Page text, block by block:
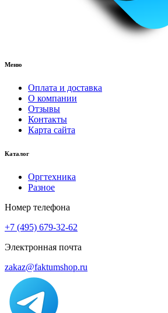
Меню
Оплата и доставка
О компании
Отзывы
Контакты
Карта сайта
Каталог
Оргтехника
Разное
Номер телефона
+7 (495) 679-32-62
Электронная почта
zakaz@faktumshop.ru